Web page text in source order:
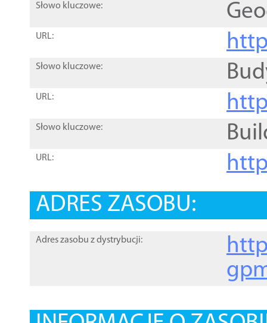
Słowo kluczowe:
URL:
Słowo kluczowe:
URL:
Słowo kluczowe:
URL:
ADRES ZASOBU:
Adres zasobu z dystrybucji: